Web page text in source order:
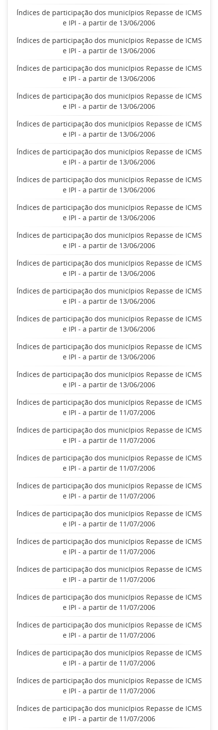
Índices de participação dos municípios Repasse de ICMS
e IPI - a partir de 13/06/2006
Índices de participação dos municípios Repasse de ICMS
e IPI - a partir de 13/06/2006
Índices de participação dos municípios Repasse de ICMS
e IPI - a partir de 13/06/2006
Índices de participação dos municípios Repasse de ICMS
e IPI - a partir de 13/06/2006
Índices de participação dos municípios Repasse de ICMS
e IPI - a partir de 13/06/2006
Índices de participação dos municípios Repasse de ICMS
e IPI - a partir de 13/06/2006
Índices de participação dos municípios Repasse de ICMS
e IPI - a partir de 13/06/2006
Índices de participação dos municípios Repasse de ICMS
e IPI - a partir de 13/06/2006
Índices de participação dos municípios Repasse de ICMS
e IPI - a partir de 13/06/2006
Índices de participação dos municípios Repasse de ICMS
e IPI - a partir de 13/06/2006
Índices de participação dos municípios Repasse de ICMS
e IPI - a partir de 13/06/2006
Índices de participação dos municípios Repasse de ICMS
e IPI - a partir de 13/06/2006
Índices de participação dos municípios Repasse de ICMS
e IPI - a partir de 13/06/2006
Índices de participação dos municípios Repasse de ICMS
e IPI - a partir de 13/06/2006
Índices de participação dos municípios Repasse de ICMS
e IPI - a partir de 11/07/2006
Índices de participação dos municípios Repasse de ICMS
e IPI - a partir de 11/07/2006
Índices de participação dos municípios Repasse de ICMS
e IPI - a partir de 11/07/2006
Índices de participação dos municípios Repasse de ICMS
e IPI - a partir de 11/07/2006
Índices de participação dos municípios Repasse de ICMS
e IPI - a partir de 11/07/2006
Índices de participação dos municípios Repasse de ICMS
e IPI - a partir de 11/07/2006
Índices de participação dos municípios Repasse de ICMS
e IPI - a partir de 11/07/2006
Índices de participação dos municípios Repasse de ICMS
e IPI - a partir de 11/07/2006
Índices de participação dos municípios Repasse de ICMS
e IPI - a partir de 11/07/2006
Índices de participação dos municípios Repasse de ICMS
e IPI - a partir de 11/07/2006
Índices de participação dos municípios Repasse de ICMS
e IPI - a partir de 11/07/2006
Índices de participação dos municípios Repasse de ICMS
e IPI - a partir de 11/07/2006